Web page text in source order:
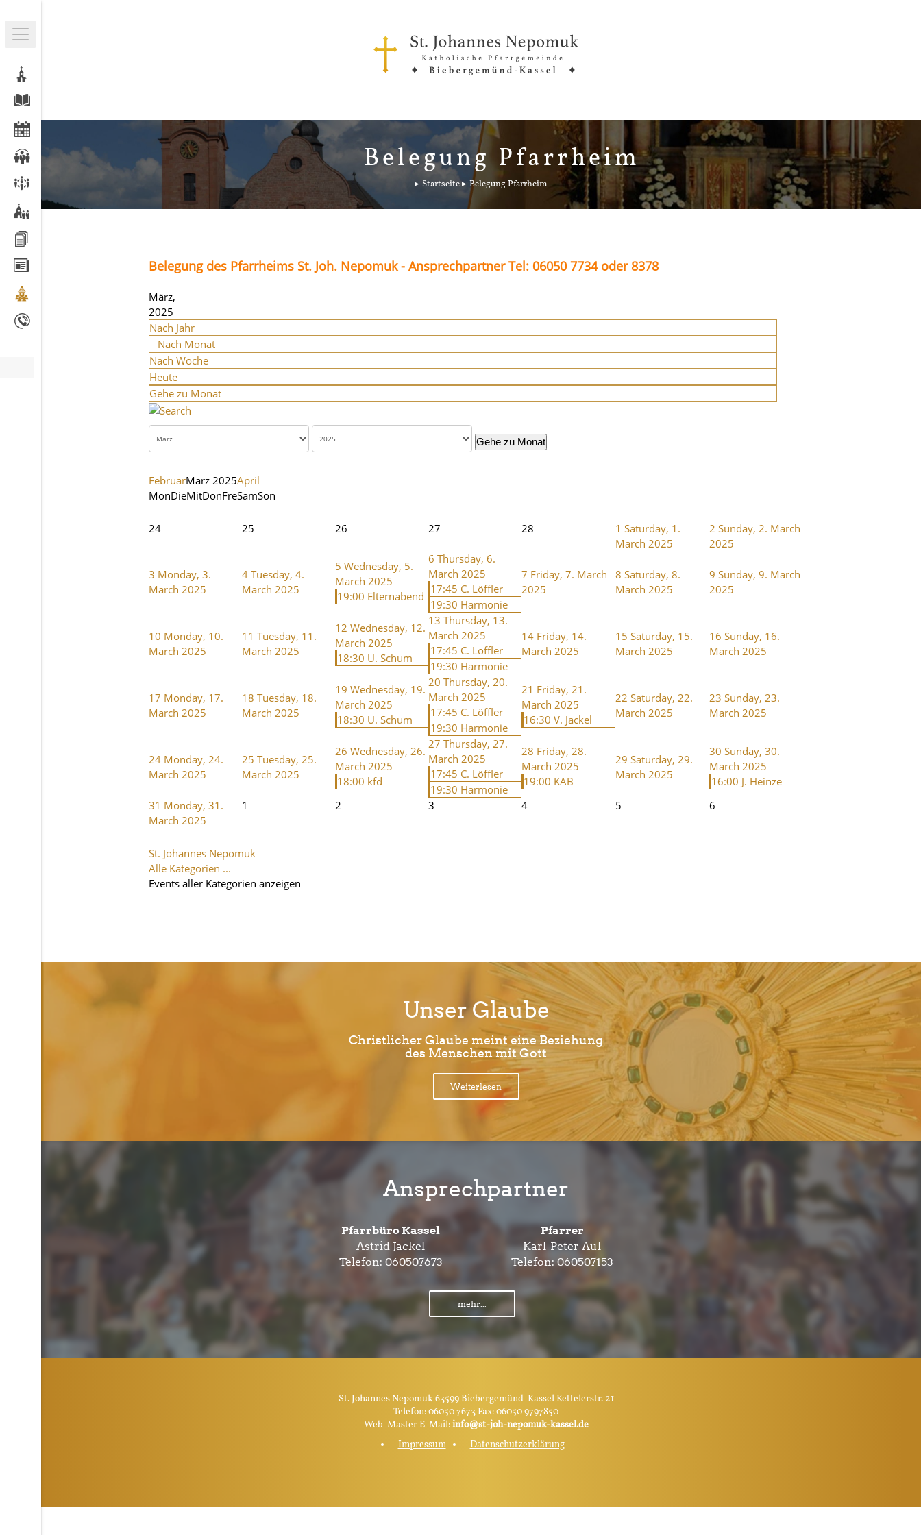
Belegung Pfarrheim
Startseite Belegung Pfarrheim
Belegung des Pfarrheims St. Joh. Nepomuk - Ansprechpartner Tel: 06050 7734 oder 8378
März,
2025
Nach Jahr
Nach Monat
Nach Woche
Heute
Gehe zu Monat
Gehe zu Monat
FebruarMärz 2025April
MonDieMitDonFreSamSon
24 25 26 27 28 1 Saturday, 1.
March 2025
2 Sunday, 2. March
2025
3 Monday, 3.
March 2025
4 Tuesday, 4.
March 2025
5 Wednesday, 5.
March 2025
19:00 Elternabend
6 Thursday, 6.
March 2025
17:45 C. Löffler
19:30 Harmonie
7 Friday, 7. March
2025
8 Saturday, 8.
March 2025
9 Sunday, 9. March
2025
10 Monday, 10.
March 2025
11 Tuesday, 11.
March 2025
12 Wednesday, 12.
March 2025
18:30 U. Schum
13 Thursday, 13.
March 2025
17:45 C. Löffler
19:30 Harmonie
14 Friday, 14.
March 2025
15 Saturday, 15.
March 2025
16 Sunday, 16.
March 2025
17 Monday, 17.
March 2025
18 Tuesday, 18.
March 2025
19 Wednesday, 19.
March 2025
18:30 U. Schum
20 Thursday, 20.
March 2025
17:45 C. Löffler
19:30 Harmonie
21 Friday, 21.
March 2025
16:30 V. Jackel
22 Saturday, 22.
March 2025
23 Sunday, 23.
March 2025
24 Monday, 24.
March 2025
25 Tuesday, 25.
March 2025
26 Wednesday, 26.
March 2025
18:00 kfd
27 Thursday, 27.
March 2025
17:45 C. Löffler
19:30 Harmonie
28 Friday, 28.
March 2025
19:00 KAB
29 Saturday, 29.
March 2025
30 Sunday, 30.
March 2025
16:00 J. Heinze
31 Monday, 31.
March 2025
1 2 3 4 5 6
St. Johannes Nepomuk
Alle Kategorien ...
Events aller Kategorien anzeigen
Unser Glaube
Christlicher Glaube meint eine Beziehung
des Menschen mit Gott
Weiterlesen
Ansprechpartner
Pfarrbüro Kassel
Astrid Jackel
Telefon: 060507673
Pfarrer
Karl-Peter Aul
Telefon:060507153
mehr...
St. Johannes Nepomuk 63599 Biebergemünd-Kassel Kettelerstr. 21
Telefon: 06050 7673 Fax: 06050 9797850
Web-Master E-Mail:info@st-joh-nepomuk-kassel.de
Impressum
Datenschutzerklärung